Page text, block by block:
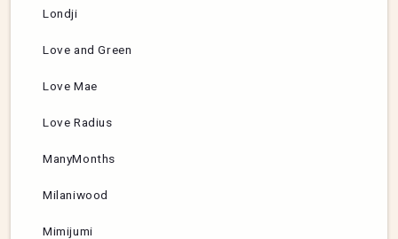
Londji
Love and Green
Love Mae
Love Radius
ManyMonths
Milaniwood
Mimijumi